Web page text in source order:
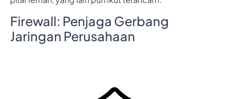
Firewall: Penjaga Gerbang
Jaringan Perusahaan